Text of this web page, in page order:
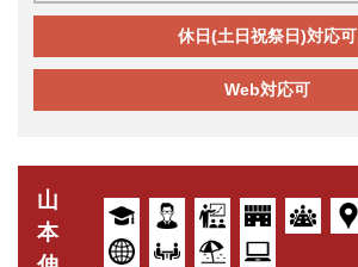
休日(土日祝祭日)対応可
Web対応可
山
本